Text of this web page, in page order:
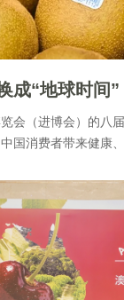
会（进博会）的八
国消费者带来健康
琳·莫特兰德女士，
及佳沛对可持续未
如何将可持续解决